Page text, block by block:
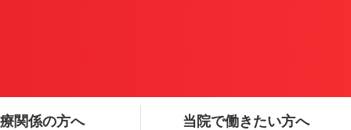
関係の方へ 当院で働きたい方へ